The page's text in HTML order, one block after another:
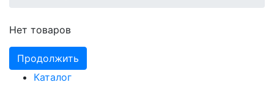
Нет товаров
Продолжить
Каталог